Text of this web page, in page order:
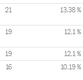
21 13,38 %
19 12,1 %
19 12,1 %
16 10,19 %